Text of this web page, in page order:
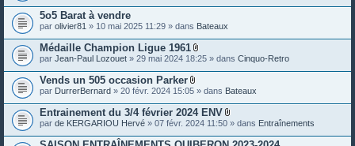
s
s
5o5 Barat à vendre
par olivier81 » 10 mai 2025 11:29 » dans Bateaux
Médaille Champion Ligue 1961
P
è
e
s
o
n
par Jean-Paul Lozouet » 29 mai 2024 18:25 » dans Cinquo-Retro
Vends un 505 occasion Parker
P
è
c
e
s
par DurrerBernard » 20 févr. 2024 15:05 » dans Bateaux
Entrainement du 3/4 février 2024 ENV
P
è
par de KERGARIOU Hervé » 07 févr. 2024 11:50 » dans Entraînements